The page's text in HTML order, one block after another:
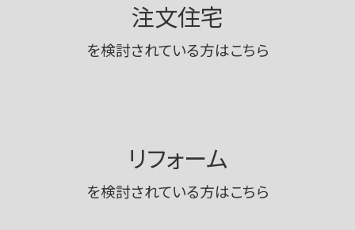
注文住宅
を検討されている方はこちら
リフォーム
を検討されている方はこちら